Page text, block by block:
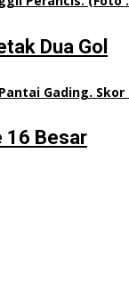
Dua Gol
16 Besar